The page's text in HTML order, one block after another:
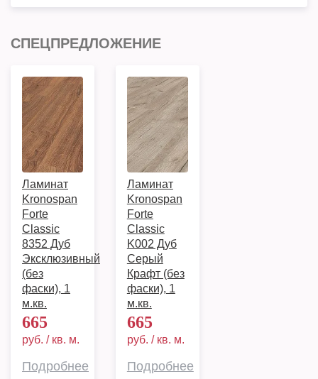
СПЕЦПРЕДЛОЖЕНИЕ
Ламинат
Kronospan
Forte
Classic
8352 Дуб
Эксклюзивный
(без
фаски), 1
м.кв.
665
руб. / кв. м.
Подробнее
Ламинат
Kronospan
Forte
Classic
K002 Дуб
Серый
Крафт (без
фаски), 1
м.кв.
665
руб. / кв. м.
Подробнее